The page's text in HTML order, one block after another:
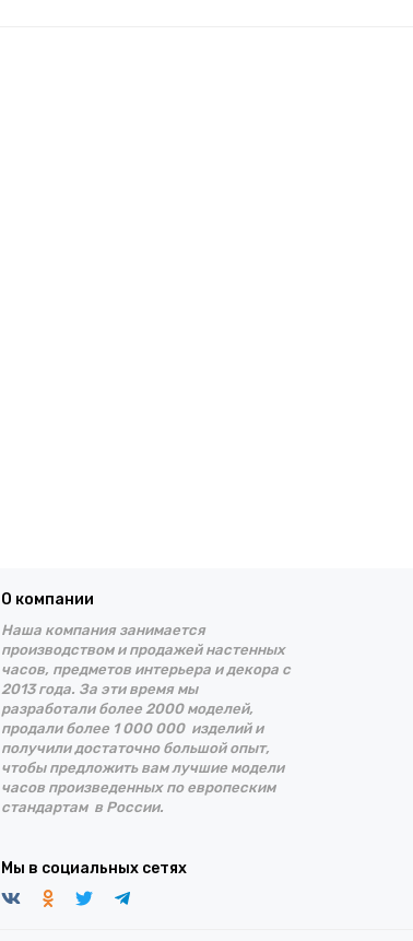
О компании
Наша компания занимается
производством и продажей настенных
часов, предметов интерьера и декора с
2013 года. За эти время мы
разработали более 2000 моделей,
продали более 1 000 000 изделий и
получили достаточно большой опыт,
чтобы предложить вам лучшие модели
часов произведенных по европеским
стандартам в России.
Мы в социальных сетях